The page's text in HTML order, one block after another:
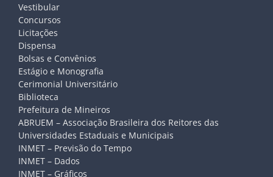
Vestibular
Concursos
Licitações
Dispensa
Bolsas e Convênios
Estágio e Monografia
Cerimonial Universitário
Biblioteca
Prefeitura de Mineiros
ABRUEM – Associação Brasileira dos Reitores das
Universidades Estaduais e Municipais
INMET – Previsão do Tempo
INMET – Dados
INMET – Gráficos